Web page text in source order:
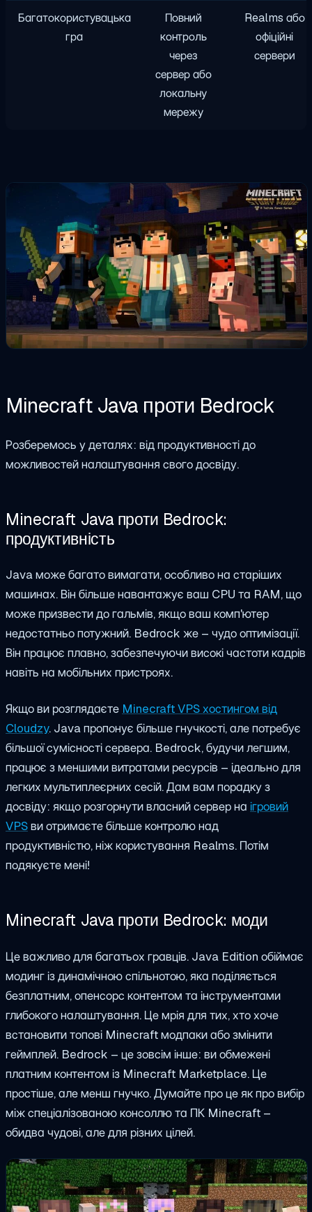
Багатокористувацька
гра
Повний
контроль
через
сервер або
локальну
мережу
Realms або
офіційні
сервери
Minecraft Java проти Bedrock
Розберемось у деталях: від продуктивності до
можливостей налаштування свого досвіду.
Minecraft Java проти Bedrock:
продуктивність
Java може багато вимагати, особливо на старіших
машинах. Він більше навантажує ваш CPU та RAM, що
може призвести до гальмів, якщо ваш комп'ютер
недостатньо потужний. Bedrock же – чудо оптимізації.
Він працює плавно, забезпечуючи високі частоти кадрів
навіть на мобільних пристроях.
Якщо ви розглядаєте Minecraft VPS хостингом від
Cloudzy. Java пропонує більше гнучкості, але потребує
більшої сумісності сервера. Bedrock, будучи легшим,
працює з меншими витратами ресурсів – ідеально для
легких мультиплеєрних сесій. Дам вам порадку з
досвіду: якщо розгорнути власний сервер на ігровий
VPSви отримаєте більше контролю над
продуктивністю, ніж користування Realms. Потім
подякуєте мені!
Minecraft Java проти Bedrock: моди
Це важливо для багатьох гравців. Java Edition обіймає
модинг із динамічною спільнотою, яка поділяється
безплатним, опенсорс контентом та інструментами
глибокого налаштування. Це мрія для тих, хто хоче
встановититопові Minecraft модпакиабо змінити
геймплей. Bedrock – це зовсім інше: ви обмежені
платним контентом із Minecraft Marketplace. Це
простіше, але менш гнучко. Думайте про це як про вибір
між спеціалізованою консоллю та ПК Minecraft –
обидва чудові, але для різних цілей.